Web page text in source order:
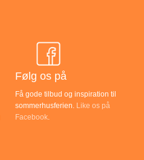
Følg os på
Få gode tilbud og inspiration til
sommerhusferien. Like os på
Facebook.